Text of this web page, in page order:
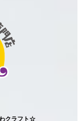
クラフト☆